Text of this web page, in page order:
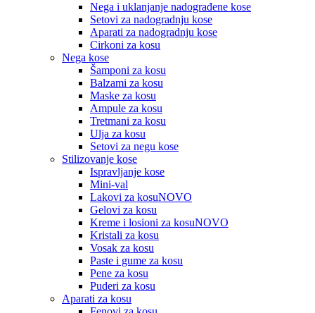
Nega i uklanjanje nadograđene kose
Setovi za nadogradnju kose
Aparati za nadogradnju kose
Cirkoni za kosu
Nega kose
Šamponi za kosu
Balzami za kosu
Maske za kosu
Ampule za kosu
Tretmani za kosu
Ulja za kosu
Setovi za negu kose
Stilizovanje kose
Ispravljanje kose
Mini-val
Lakovi za kosuNOVO
Gelovi za kosu
Kreme i losioni za kosuNOVO
Kristali za kosu
Vosak za kosu
Paste i gume za kosu
Pene za kosu
Puderi za kosu
Aparati za kosu